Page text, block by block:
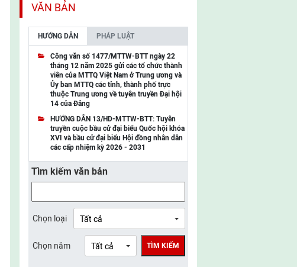
UBMTTQ Việt Nam TP. Cần Thơ
UBMTTQ Việt Nam tỉnh Quảng Ninh
UBMTTQ Việt Nam tỉnh Cao Bằng
UBMTTQ Việt Nam tỉnh Lạng Sơn
UBMTTQ Việt Nam tỉnh Lai Châu
UBMTTQ Việt Nam tỉnh Điện Biên
UBMTTQ Việt Nam tỉnh Sơn La
UBMTTQ Việt Nam tỉnh Thanh Hóa
UBMTTQ Việt Nam tỉnh Nghệ An
UBMTTQ Việt Nam tỉnh Lào Cai
UBMTTQ Việt Nam tỉnh Thái Nguyên
VĂN BẢN
HƯỚNG DẪN PHÁP LUẬT
Công văn số 1477/MTTW-BTT ngày 22
tháng 12 năm 2025 gửi các tổ chức thành
viên của MTTQ Việt Nam ở Trung ương và
Ủy ban MTTQ các tỉnh, thành phố trực
thuộc Trung ương về tuyên truyền Đại hội
14 của Đảng
HƯỚNG DẪN 13/HD-MTTW-BTT: Tuyên
truyền cuộc bầu cử đại biểu Quốc hội khóa
XVI và bầu cử đại biểu Hội đồng nhân dân
các cấp nhiệm kỳ 2026 - 2031
Tìm kiếm văn bản
Chọn loại
Chọn năm TÌM KIẾM